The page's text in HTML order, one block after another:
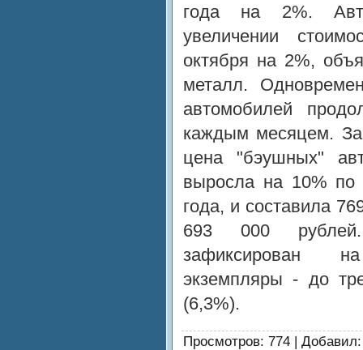
года на 2%.
увеличении
октября на 2%,
металл.
автомобилей
каждым месяцем. За
цена "бэушных"
выросла на 10%
года, и составила
693 000
зафиксирован
экземпляры - до
(6,3%).
Просмотров: 774 | Добавил